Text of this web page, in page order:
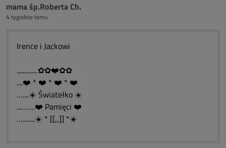
mama śp.Roberta Ch.
4 tygodnie temu
Irence i Jackowi
..............✿✿❤️✿✿
....❤️ * ❤️ * ❤️ * ❤️
…....☀️ Światełko ☀️
...…….❤️ Pamięci ❤️
…........☀️ * [[,,]] *☀️